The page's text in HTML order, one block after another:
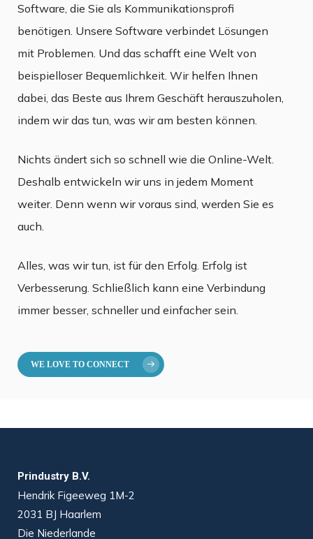
Software, die Sie als Kommunikationsprofi
benötigen. Unsere Software verbindet Lösungen
mit Problemen. Und das schafft eine Welt von
beispielloser Bequemlichkeit. Wir helfen Ihnen
dabei, das Beste aus Ihrem Geschäft herauszuholen,
indem wir das tun, was wir am besten können.
Nichts ändert sich so schnell wie die Online-Welt.
Deshalb entwickeln wir uns in jedem Moment
weiter. Denn wenn wir voraus sind, werden Sie es
auch.
Alles, was wir tun, ist für den Erfolg. Erfolg ist
Verbesserung. Schließlich kann eine Verbindung
immer besser, schneller und einfacher sein.
WE LOVE TO CONNECT
Prindustry B.V.
Hendrik Figeeweg 1M-2
2031 BJ Haarlem
Die Niederlande